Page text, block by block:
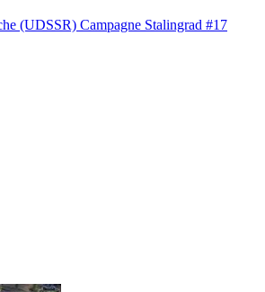
(UDSSR) Campagne Stalingrad #17